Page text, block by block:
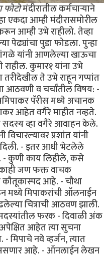
फोटोमंदीरातील कर्मचार्‍याने
एकदा आम्ही मंदीरासमोरील
आम्ही उभे राहीलो. तेव्हा
पेढ्यांचा पुडा फोडला. पुन्हा
यांनी आणलेल्या खाऊचा
कुमार१ यांना उभे
तरीदेखील ते उभे राहून गप्पांत
आठवणी व चर्चांतील विषय: -
पॅरीस मध्ये अचानक
आहेत वगैरे माहीत नव्हते.
सदस्य व्हा वगैरे आवाहन केले.
विचारल्यावर प्रशांत यांनी
- इतर आधी भेटलेले
कुणी काय लिहीले, कसे
जण फक्त वाचक
कौतूकास्पद आहे. - चौथा
मध्ये मिपाकरांची ऑलनाईन
चित्राची आठवण झाली.
फरक - दिवाळी अंक
आहेत त्या सुचना
- मिपाचे नवे व्हर्जन, त्यात
आहे. - ऑनलाईन लेखन